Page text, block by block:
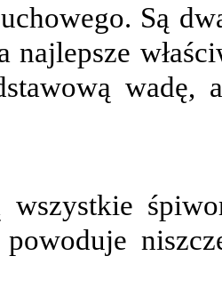
Są
najlepsze
wadę,
wszystkie